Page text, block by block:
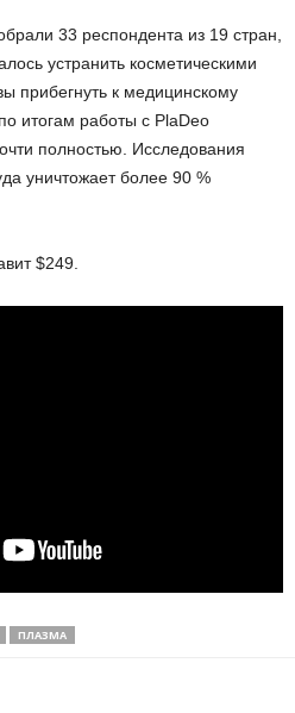
33 респондента из 19 стран,
устранить косметическими
прибегнуть к медицинскому
итогам работы с PlaDeo
полностью. Исследования
уничтожает более 90 %
$249.
ПЛАЗМА